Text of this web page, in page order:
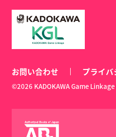
お問い合わせ プライ
©2026 KADOKAWA Game Linkage